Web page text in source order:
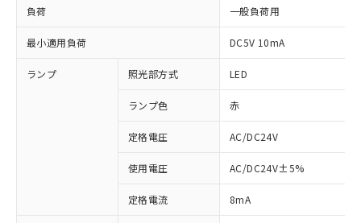
負荷 一般負荷用
最小適用負荷 DC5V 10mA
ランプ 照光部方式 LED
ランプ色 赤
定格電圧 AC/DC24V
使用電圧 AC/DC24V±5%
定格電流 8mA